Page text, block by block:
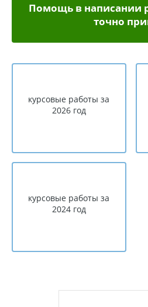
Помощь в написании
точно
курсовые работы за
2026 год
курсовые работы за
2024 год